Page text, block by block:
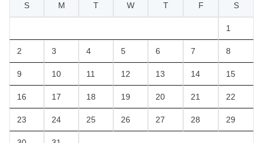
S
M T W T F S
1
2 3 4 5 6 7 8
9 10 11 12 13 14 15
16 17 18 19 20 21 22
23 24 25 26 27 28 29